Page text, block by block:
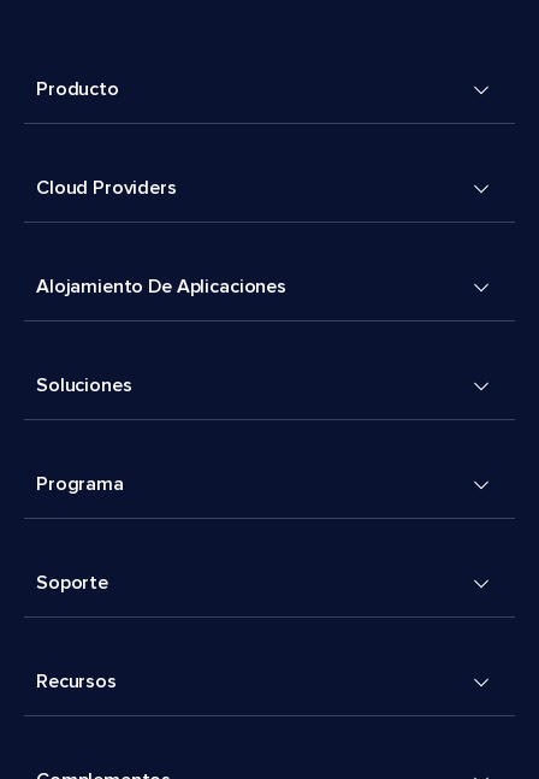
Producto
Cloud Providers
Alojamiento De Aplicaciones
Soluciones
Programa
Soporte
Recursos